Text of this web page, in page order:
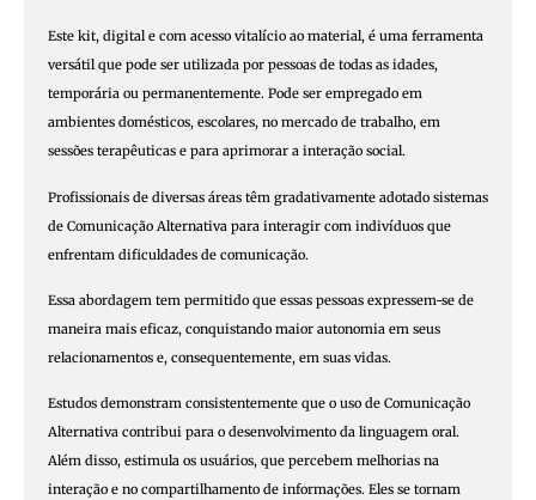
Este kit, digital e com acesso vitalício ao material, é uma ferramenta
versátil que pode ser utilizada por pessoas de todas as idades,
temporária ou permanentemente. Pode ser empregado em
ambientes domésticos, escolares, no mercado de trabalho, em
sessões terapêuticas e para aprimorar a interação social.
Profissionais de diversas áreas têm gradativamente adotado sistemas
de Comunicação Alternativa para interagir com indivíduos que
enfrentam dificuldades de comunicação.
Essa abordagem tem permitido que essas pessoas expressem-se de
maneira mais eficaz, conquistando maior autonomia em seus
relacionamentos e, consequentemente, em suas vidas.
Estudos demonstram consistentemente que o uso de Comunicação
Alternativa contribui para o desenvolvimento da linguagem oral.
Além disso, estimula os usuários, que percebem melhorias na
interação e no compartilhamento de informações. Eles se tornam